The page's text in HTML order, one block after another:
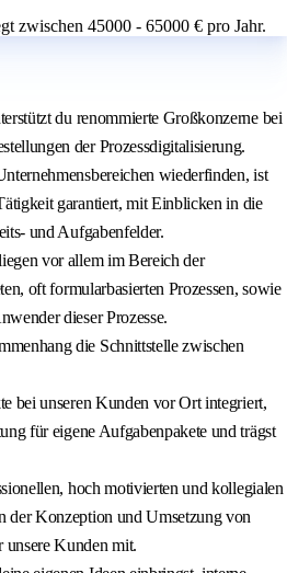
zwischen 45000 - 65000 € pro Jahr.
du renommierte Großkonzerne bei
der Prozessdigitalisierung.
wiederfinden, ist
garantiert, mit Einblicken in die
und Aufgabenfelder.
vor allem im Bereich der
oft formularbasierten Prozessen, sowie
dieser Prozesse.
die Schnittstelle zwischen
bei unseren Kunden vor Ort integriert,
für eigene Aufgabenpakete und trägst
hoch motivierten und kollegialen
der Konzeption und Umsetzung von
unsere Kunden mit.